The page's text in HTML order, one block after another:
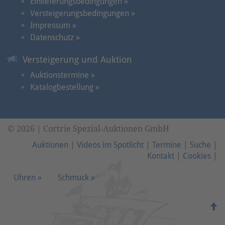
Versteigerungsbedingungen »
Impressum »
Datenschutz »
Versteigerung und Auktion
Auktionstermine »
Katalogbestellung »
© 2026 | Cortrie Spezial-Auktionen GmbH
Auktionen
Videos im Spotlicht Termine Suche
Kontakt
Cookies
Uhren » Schmuck »